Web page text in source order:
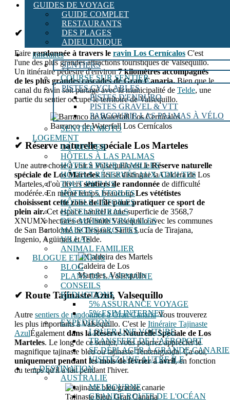
GUIDES DE VOYAGE
GUIDE COMPLET
RESTAURANTS
DES PLAGES
ADIEU UNIQUE
itinéraires
SENTIERS
COURSE SUR SENTIER
PISTES CYCLABLES
PISTES D'ENDURO
PISTES GRAVEL & VTT
PARCOURIR LAS PALMAS À VÉLO
SENTIER MOTO
LOGEMENT
OÙ RESTER
HÔTELS À LAS PALMAS
HÔTELS POUR FAMILLES
HÔTELS RÉSERVÉS AUX ADULTES
TOUT INCLUS
HÔTELS 5 ÉTOILES
HÔTELS 4 ÉTOILES
HÔTELS RURALS
DES MAISONS RURALES
MAISONS GROTTES
VILLAS
ANIMAL FAMILIER
BLOGUE ET INFOS
BLOG
PLANS DE LA SEMAINE
CONSEILS
REDUCTIONS
5% ASSURANCE VOYAGE
5% ESIM INTERNET
EXPÉDITION
LOUER UNE VOITURE
TRANSFERT DE L'AÉROPORT
SE DÉPLACER À GRANDE CANARIE
VISITEZ UNE AUTRE ÎLE
+ DESTINATION
AUSTRALIE
MELBOURNE
GRANDE ROUTE DE L'OCÉAN
Ravin de San Miguel, Valsequillo
✔ Ravin de Los Cernícalos
Fairerandonnée à travers le ravin Los Cernícalos C'est
l'une des plus grandes attractions touristiques de Valsequillo.
Un itinéraire pédestre d'environ7 kilomètres accompagnés
de les plus grandes cascades de Gran Canaria.Bien que le
canal du ravin soit partagé avec la municipalité de Telde, une
partie du sentier occupe le territoire de Valsequillo.
Barranco de Waterfall Los Cernícalos
✔ Réserve naturelle spéciale Los Marteles
Une autre chose à voir à Valsequillo est leRéserve naturelle
spéciale de Los Marteles. Ici se distingue la Caldera de Los
Marteles, d'où diverssentiers de randonnée de difficulté
modérée. En même temps, beaucoupLes vététistes
choisissent cette zone de l'île pour pratiquer ce sport de
plein air.Cet espace naturel a une superficie de 3568,7
XNUMX hectares et délimite Valsequillo avec les communes
de San Bartolomé de Tirajana, Santa Lucía de Tirajana,
Ingenio, Agüimes et Telde.
Caldeira de Los
Marteles, Valsequillo
✔ Route Tajinaste Azul, Valsequillo
Autre sentiers de randonnée à Gran CanariaVous trouverez
les plus importants à Valsequillo. C'est le Itinéraire Tajinaste
AzulÉgalement dans la Réserve Naturelle Spéciale de Los
Marteles. Le long de ce sentier, vous pourrez apprécier le
magnifique tajinaste bleu ou tajinaste Tenteniguada. Ça oui,
uniquement pendant les mois de février à avril, en fonction
du temps qu'il a fait pendant l'hiver.
Tajinaste bleu, Gran Canaria